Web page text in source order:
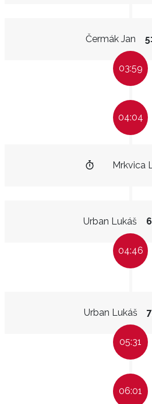
Čermák Jan
03:59
04:04
Mrkvica
Urban Lukáš
04:46
Urban Lukáš
05:31
06:01